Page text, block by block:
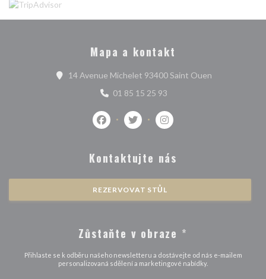
Mapa a kontakt
14 Avenue Michelet 93400 Saint Ouen((otevře se v
01 85 15 25 93
Facebook ((otevře se v novém okně))
Twitter ((otevře se v novém
Instagram ((otevře se v
Kontaktujte nás
REZERVOVAT STŮL
Zůstaňte v obraze *
Přihlaste se k odběru našeho newsletteru a dostávejte od nás e-mailem
personalizovaná sdělení a marketingové nabídky.